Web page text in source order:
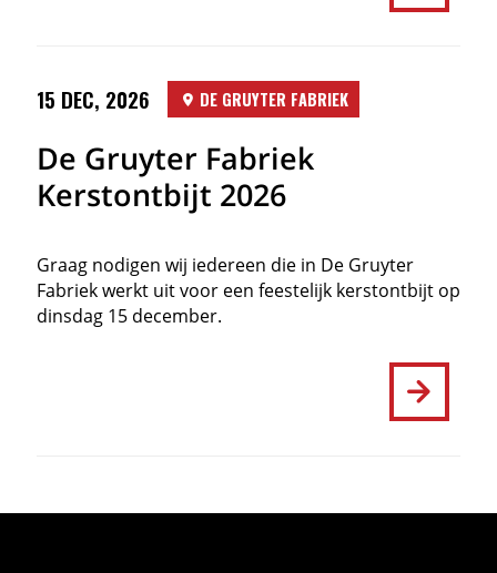
15 DEC, 2026 DE GRUYTER FABRIEK
De Gruyter Fabriek
Kerstontbijt 2026
Graag nodigen wij iedereen die in De Gruyter
Fabriek werkt uit voor een feestelijk kerstontbijt op
dinsdag 15 december.